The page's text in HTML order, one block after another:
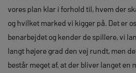
vores plan klar i forhold til, hvem der
og hvilket marked vi kigger på. Det er
benarbejdet og kender de spillere, vi
langt højere grad den vej rundt, men
består meget af, at der bliver langet en